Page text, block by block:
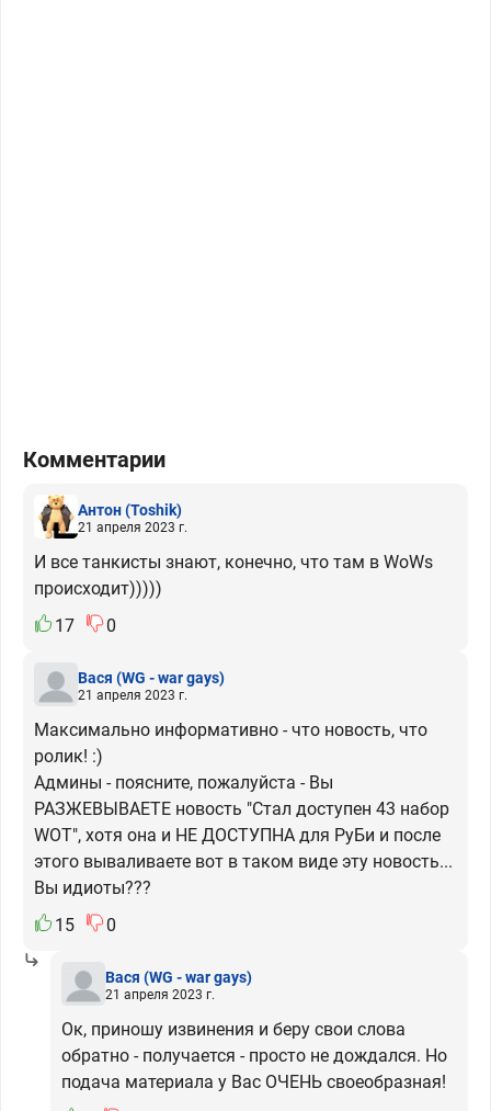
Комментарии
Антон(Toshik)
21 апреля 2023 г.
И все танкисты знают, конечно, что там в WoWs
происходит)))))
17
0
Вася (WG - war gays)
21 апреля 2023 г.
Максимально информативно - что новость, что
ролик! :)
Админы - поясните, пожалуйста - Вы
РАЗЖЕВЫВАЕТЕ новость "Стал доступен 43 набор
WOT", хотя она и НЕ ДОСТУПНА для РуБи и после
этого вываливаете вот в таком виде эту новость...
Вы идиоты???
15
0
Вася (WG - war gays)
21 апреля 2023 г.
Ок, приношу извинения и беру свои слова
обратно - получается - просто не дождался. Но
подача материала у Вас ОЧЕНЬ своеобразная!